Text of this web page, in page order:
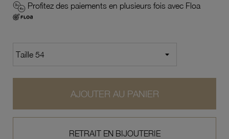
Profitez des paiements en plusieurs fois avec Floa
AJOUTER AU PANIER
RETRAIT EN BIJOUTERIE